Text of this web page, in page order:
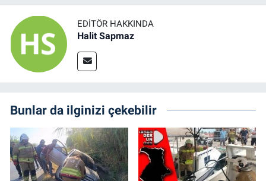
EDITÖR HAKKINDA
Halit Sapmaz
Bunlar da ilginizi çekebilir